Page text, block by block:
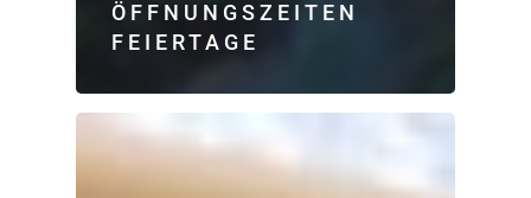
ÖFFNUNGSZEITEN
FEIERTAGE